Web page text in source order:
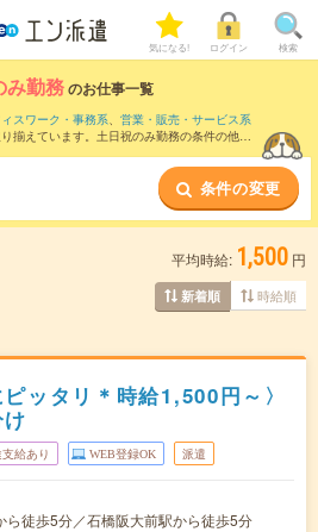
気になる! ログイン 検索
み勤務のお仕事一覧
スワーク・事務系、 営業・販売・サービス系
揃えています。土日祝のみ勤務の条件の他
条件の変更
平均時給: 1,500 円
新着順 時給順
ッタリ＊時給1,500円～〉
給あり WEB登録OK 派遣
ら徒歩5分／石橋阪大前駅から徒歩5分